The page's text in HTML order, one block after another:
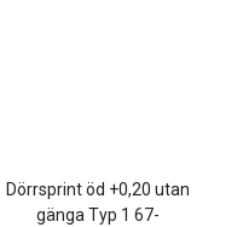
Dörrsprint öd +0,20 utan
gänga Typ 1 67-